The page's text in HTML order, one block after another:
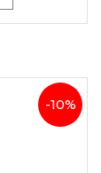
-10%